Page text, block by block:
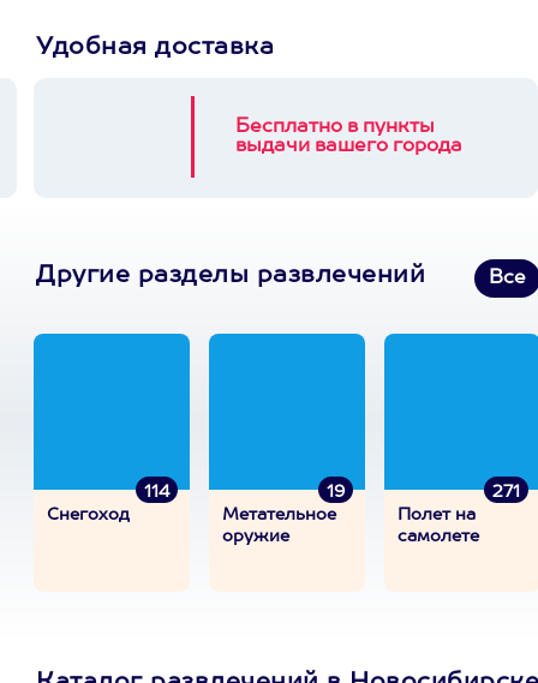
Удобная доставка
Бесплатно в пункты
выдачи вашего города
Другие разделы развлечений Все
114
Снегоход
19
Метательное
оружие
271
Полет на
самолете